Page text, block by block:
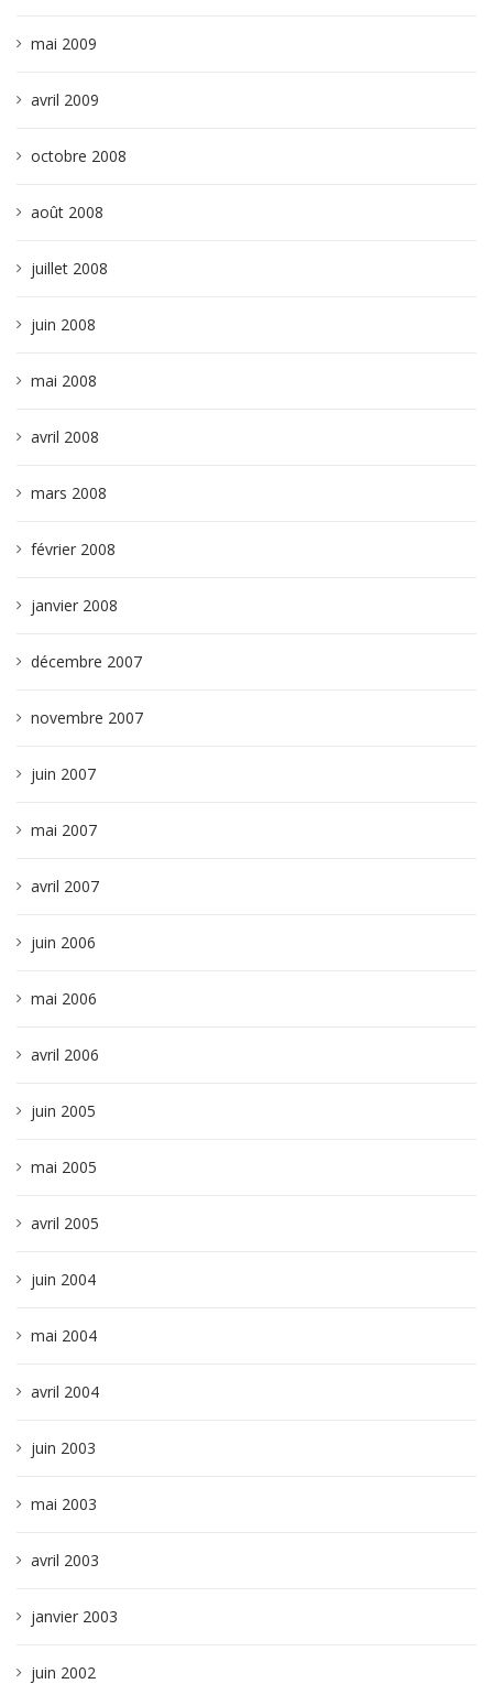
mai 2009
avril 2009
octobre 2008
août 2008
juillet 2008
juin 2008
mai 2008
avril 2008
mars 2008
février 2008
janvier 2008
décembre 2007
novembre 2007
juin 2007
mai 2007
avril 2007
juin 2006
mai 2006
avril 2006
juin 2005
mai 2005
avril 2005
juin 2004
mai 2004
avril 2004
juin 2003
mai 2003
avril 2003
janvier 2003
juin 2002